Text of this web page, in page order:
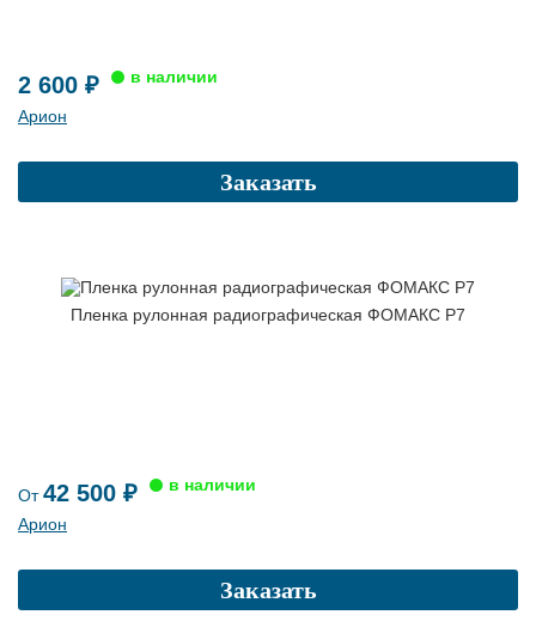
2 600 ₽
Арион
Заказать
Пленка рулонная радиографическая ФОМАКС Р7
От42 500 ₽
Арион
Заказать